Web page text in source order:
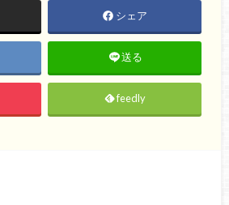
シェア
送る
feedly